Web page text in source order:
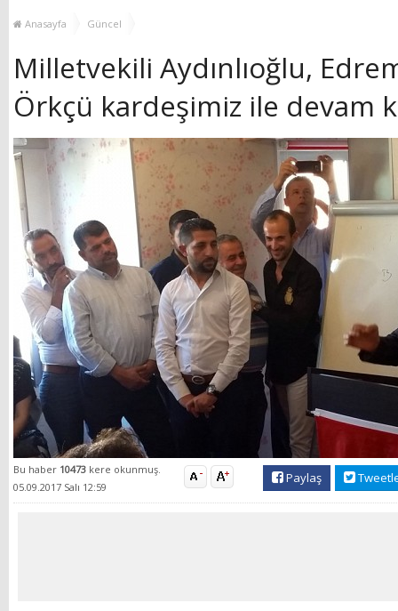
Anasayfa Güncel
Milletvekili Aydınlıoğlu,
Örkçü kardeşimiz ile devam
Bu haber 10473 kere okunmuş.
05.09.2017 Salı 12:59
Paylaş